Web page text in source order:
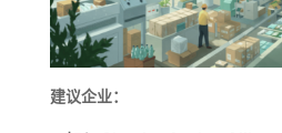
建议企业：